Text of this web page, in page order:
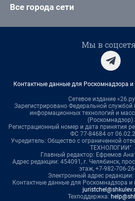
Все города сети
Мы в
Контактные данные для Роскомнадзора и
Сетевое издание
Зарегистрировано Федеральной службой
информационных технологий и
(Роскомнадзор).
Регистрационный номер и дата принятия
ФС 77-84684 от
Учредитель: Общество с ограниченной
ТЕХНОЛОГИИ"
Главный редактор: Ефремов
Адрес редакции: 454091, г. Челябинск,
этаж, +7-982-706-
Электронный адрес редакции:
Контактные данные для Роскомнадзора и
Техподдержка: